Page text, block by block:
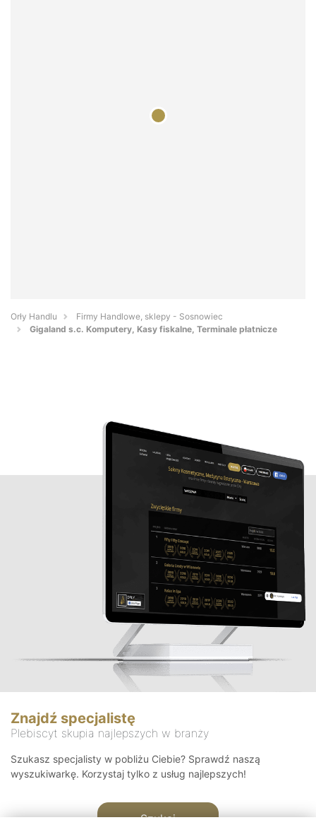
Orły Handlu
Firmy Handlowe, sklepy - Sosnowiec
Gigaland s.c. Komputery, Kasy fiskalne, Terminale płatnicze
Znajdź specjalistę
Plebiscyt skupia najlepszych w branży
Szukasz specjalisty w pobliżu Ciebie? Sprawdź naszą
wyszukiwarkę. Korzystaj tylko z usług najlepszych!